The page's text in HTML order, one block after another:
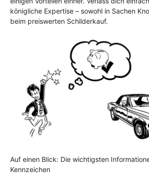
königliche Expertise – sowohl in Sachen
beim preiswerten Schilderkauf.
Auf einen Blick: Die wichtigsten
Kennzeichen